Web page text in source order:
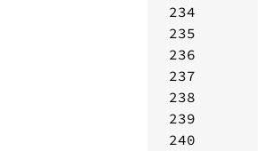
234
235
236
237
238
239
240